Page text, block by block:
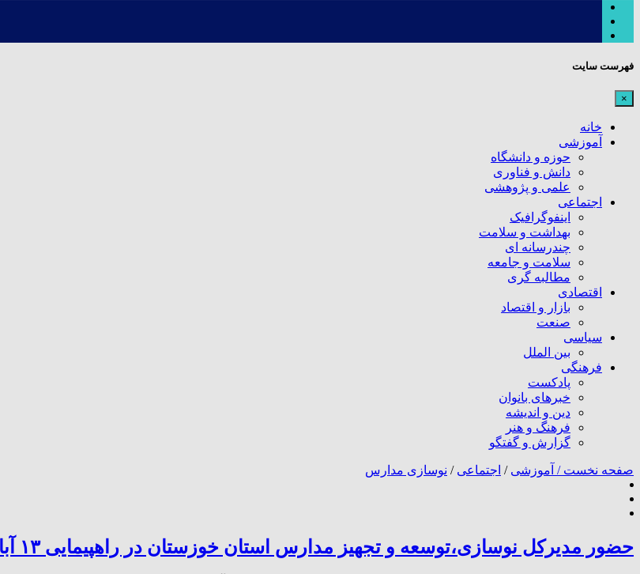
فهرست سایت
×
خانه
آموزشی
حوزه و دانشگاه
دانش و فناوری
علمی و پژوهشی
اجتماعی
اینفوگرافیک
بهداشت و سلامت
چندرسانه ای
سلامت و جامعه
مطالبه گری
اقتصادی
بازار و اقتصاد
صنعت
سیاسی
بین الملل
فرهنگی
پادکست
خبرهای بانوان
دین و اندیشه
فرهنگ و هنر
گزارش و گفتگو
صفحه نخست / آموزشی / اجتماعی / نوسازی مدارس
حضور مدیرکل نوسازی،توسعه و تجهیز مدارس استان خوزستان در راهپیمایی ۱۳ آبان